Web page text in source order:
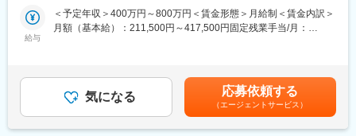
設計をしています。入社直後は成果目標だけでなく、定性的な部
分の評価割合を重視した評価を行っております。徐々に業務に慣
・シード制度：プロジェクト以外の時間を活用して、各個人の興
味がある開発や勉強に会社公認で取り組み「シード（新しい種）
を生む」制度があります。プロトタイプを開発し、社内で勉強
プロダクションが提供する大規模リアルイベントのコンセプト設
計や、ビジュアル制作のディレクションを行っていただきます。
セプトの立案および進行
・ビジュアル制作のディレクション（各種ロゴ、キービジュア
ル、告知バナー、配信素材、イベントブース設計など）
給与
＜予定年収＞400万円～800万円＜賃金形態＞月給制＜賃金内訳＞
月額（基本給）：211,500円～417,500円固定残業手当/月：
スキル・経験・能力を考慮の上、当社規定により優遇致します※賞
与年2回（業績連動）賃金はあくまでも目安の金額であり、選考を
通じて上下する可能性があります。月給(月額)は固定手当を含めた
表記です。
気になる 応募依頼する
（エージェントサービス）